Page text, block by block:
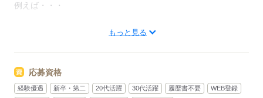
例えば・・・
「引っ越したので住所変更したいです」
「プラン変更を検討しているのですが…」
「ハガキが届いたので電話しました」 など
もっと見る
応募資格
経験優遇 新卒・第二 20代活躍 30代活躍 履歴書不要
WEB登録